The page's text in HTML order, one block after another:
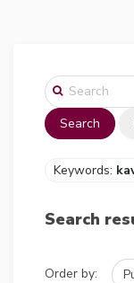
Search
Keywords:
Search
Order by: